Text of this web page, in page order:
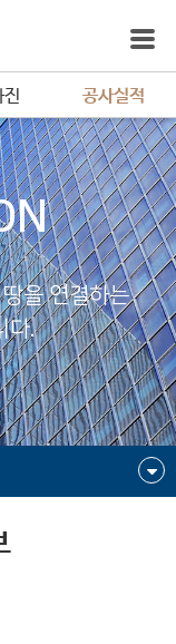
공사실적
을 연결하는
다.